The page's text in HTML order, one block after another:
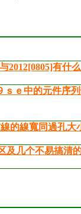
2012[0805]有什
ｓｅ中的元件序
的線寬同過孔大
及几个不易搞清